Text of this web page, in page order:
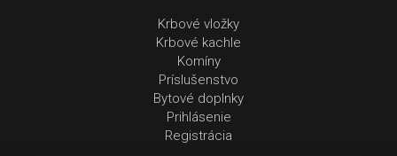
Krbové vložky
Krbové kachle
Komíny
Príslušenstvo
Bytové doplnky
Prihlásenie
Registrácia